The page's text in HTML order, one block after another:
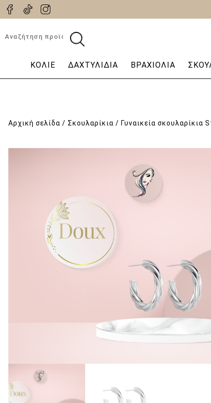
Αναζήτηση
ΚΟΛΙΈ ΔΑΧΤΥΛΊΔΙΑ ΒΡΑΧΙΌΛΙΑ
Αρχική σελίδα / Σκουλαρίκια / Γυναικεία σκουλαρίκια